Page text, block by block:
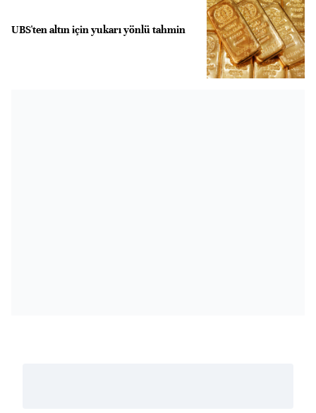
UBS'ten altın için yukarı yönlü tahmin